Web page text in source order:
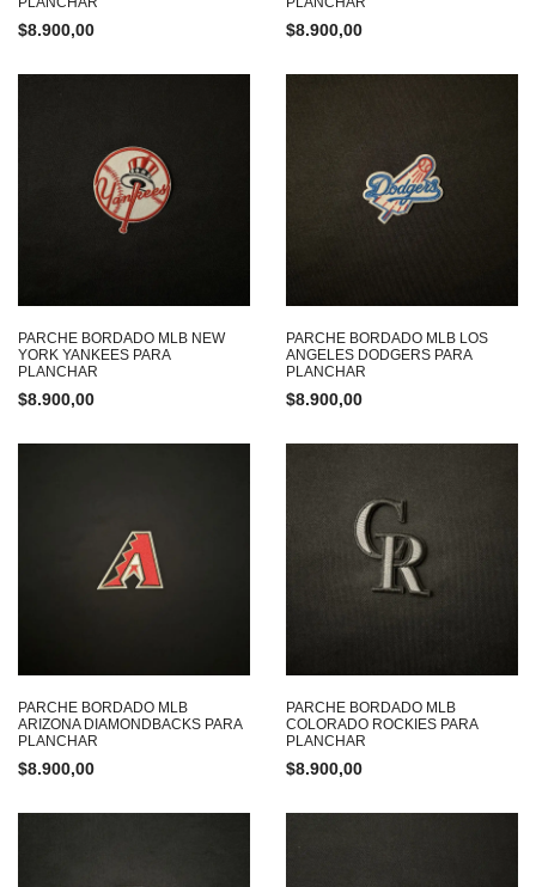
$8.900,00 $8.900,00
PARCHE BORDADO MLB NEW
YORK YANKEES PARA
PLANCHAR
$8.900,00
PARCHE BORDADO MLB LOS
ANGELES DODGERS PARA
PLANCHAR
$8.900,00
PARCHE BORDADO MLB
ARIZONA DIAMONDBACKS PARA
PLANCHAR
$8.900,00
PARCHE BORDADO MLB
COLORADO ROCKIES PARA
PLANCHAR
$8.900,00